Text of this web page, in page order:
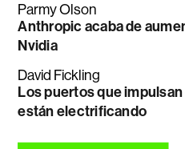
Parmy Olson
Anthropic acaba de
Nvidia
David Fickling
Los puertos que
están electrificando